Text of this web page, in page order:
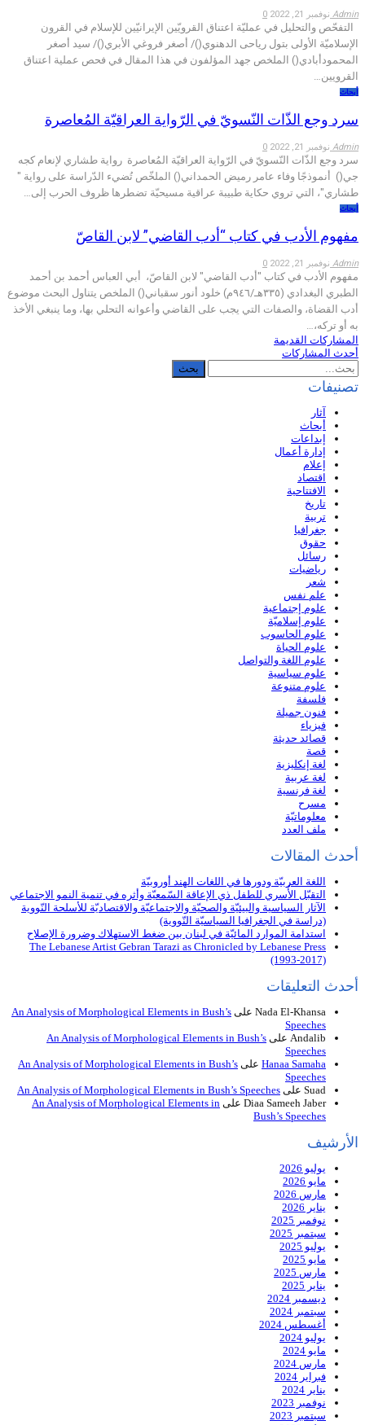
Admin نوفمبر 21, 2022 0
التفحّص والتحلیل في عمليّة اعتناق القرويّين الإيرانيّين للإسلام في القرون
الإسلاميّة الأولى بتول ریاحی الدهنوي()/ أصغر فروغي الأبري()/ سيد أصغر
المحمودأبادي() الملخص جهد المؤلفون في هذا المقال في فحص عملية اعتناق
القرويين…
أبحاث
سرد وجع الذّات النّسويّ في الرّواية العراقيّة المُعاصرة
Admin نوفمبر 21, 2022 0
سرد وجع الذّات النّسويّ في الرّواية العراقيّة المُعاصرة رواية طشاري لإنعام كجه
جي() أنموذجًا وفاء عامر رميض الحمداني() الملخّص تُضيء الدّراسة على رواية "
طشاري"، التي تروي حكاية طبيبة عراقية مسيحيّة تضطرها ظروف الحرب إلى…
أبحاث
مفهوم الأدب في كتاب “أدب القاضي” لابن القاصّ
Admin نوفمبر 21, 2022 0
مفهوم الأدب في كتاب "أدب القاضي" لابن القاصّ، أبي العباس أحمد بن أحمد
الطبري البغدادي (٣٣٥هـ/٩٤٦م) خلود أنور سقباني() الملخص يتناول البحث موضوع
أدب القضاة، والصفات التي يجب على القاضي وأعوانه التحلي بها، وما ينبغي الأخذ
به أو تركه،…
المشاركات القديمة
أحدث المشاركات
تصنيفات
آثار
أبحاث
إبداعات
إدارة أعمال
إعلام
اقتصاد
الافتتاحية
تاريخ
تربية
جغرافيا
حقوق
رسائل
رياضيات
شعر
علم نفس
علوم إجتماعية
علوم إسلاميّة
علوم الحاسوب
علوم الحياة
علوم اللغة والتواصل
علوم سياسية
علوم متنوعة
فلسفة
فنون جميلة
فيزياء
قصائد حديثة
قصة
لغة إنكليزية
لغة عربية
لغة فرنسية
مسرح
معلوماتيّة
ملف العدد
أحدث المقالات
اللغة العربيّة ودورها في اللغات الهند أوروبيّة
التقبّل الأُسري للطفل ذي الإعاقة السّمعيّة وأثره في تنمية النمو الاجتماعي
الآثار السياسية والبيئيّة والصحيّة والاجتماعيّة والاقتصاديّة للأسلحة النّووية
(دراسة في الجغرافيا السياسيّة النّووية)
استدامة الموارد المائيّة في لبنان بين ضغط الاستهلاك وضرورة الإصلاح
The Lebanese Artist Gebran Tarazi as Chronicled by Lebanese Press
(1993-2017)
أحدث التعليقات
Nada El-Khansa على An Analysis of Morphological Elements in Bush’s
Speeches
Andalib على An Analysis of Morphological Elements in Bush’s
Speeches
Hanaa Samaha على An Analysis of Morphological Elements in Bush’s
Speeches
Suad على An Analysis of Morphological Elements in Bush’s Speeches
Diaa Sameeh Jaber على An Analysis of Morphological Elements in
Bush’s Speeches
الأرشيف
يوليو 2026
مايو 2026
مارس 2026
يناير 2026
نوفمبر 2025
سبتمبر 2025
يوليو 2025
مايو 2025
مارس 2025
يناير 2025
ديسمبر 2024
سبتمبر 2024
أغسطس 2024
يوليو 2024
مايو 2024
مارس 2024
فبراير 2024
يناير 2024
نوفمبر 2023
سبتمبر 2023